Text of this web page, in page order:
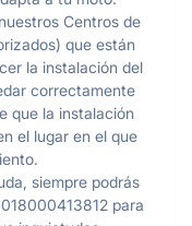
Centros de
que están
la instalación del
correctamente
que la instalación
el lugar en el que
siempre podrás
para